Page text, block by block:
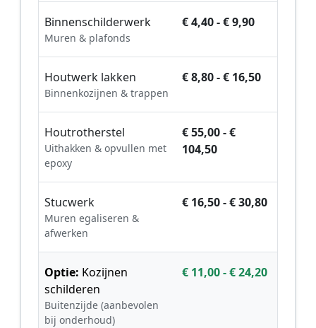
Binnenschilderwerk
Muren & plafonds
€ 4,40 - € 9,90
Houtwerk lakken
Binnenkozijnen & trappen
€ 8,80 - € 16,50
Houtrotherstel
Uithakken & opvullen met
epoxy
€ 55,00 - €
104,50
Stucwerk
Muren egaliseren &
afwerken
€ 16,50 - € 30,80
Optie: Kozijnen
schilderen
Buitenzijde (aanbevolen
bij onderhoud)
€ 11,00 - € 24,20